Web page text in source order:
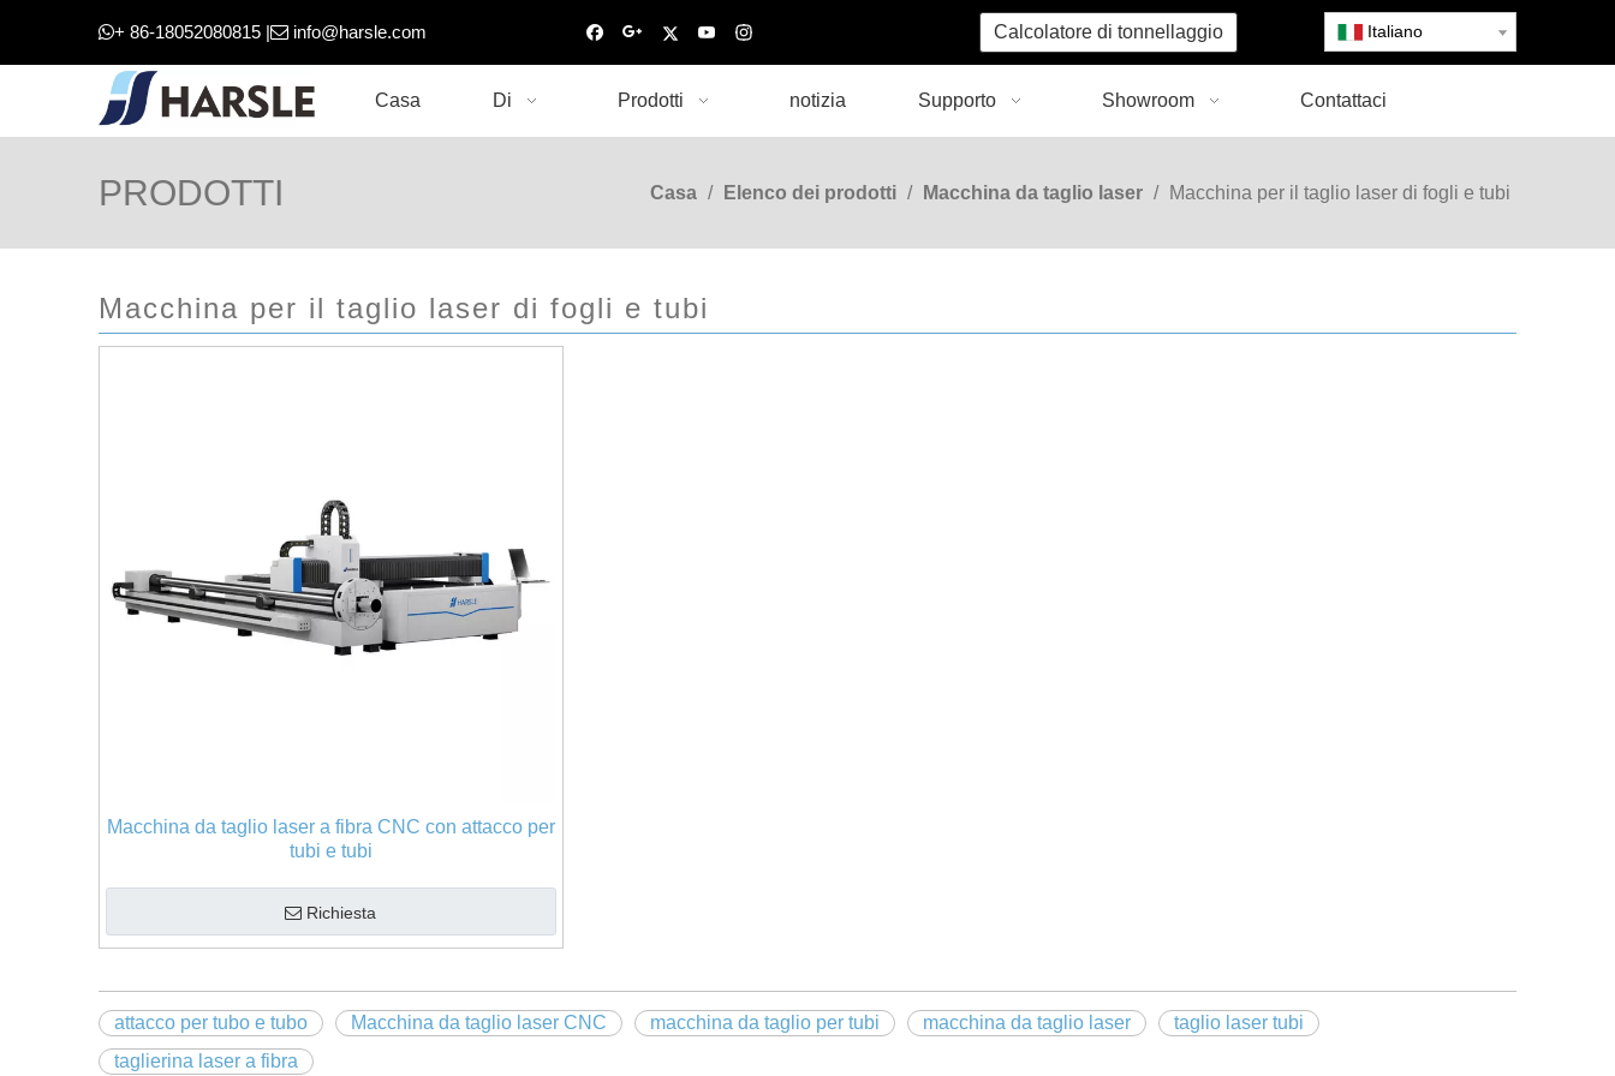
+ 86-18052080815 | info@harsle.com Calcolatore di tonnellaggio Italiano
Casa Di Prodotti notizia Supporto Showroom Contattaci
PRODOTTI Casa / Elenco dei prodotti / Macchina da taglio laser / Macchina per il taglio laser di fogli e tubi
Macchina per il taglio laser di fogli e tubi
Macchina da taglio laser a fibra CNC con attacco per
tubi e tubi
Richiesta
attacco per tubo e tubo Macchina da taglio laser CNC macchina da taglio per tubi macchina da taglio laser
taglio laser tubi
taglierina laser a fibra